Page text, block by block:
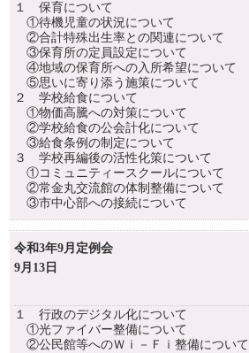
１ 保育について
①待機児童の状況について
②合計特殊出生率との関連について
③保育所の定員設定について
④地域の保育所への入所希望について
⑤思いに寄り添う施策について
２ 学校給食について
①物価高騰への対策について
②学校給食の公会計化について
③給食条例の制定について
３ 学校再編後の活性化策について
①コミュニティースクールについて
②常金丸交流館の体制整備について
③市中心部への接続について
令和3年9月定例会
9月13日
１ 行政のデジタル化について
①光ファイバー整備について
②公民館等へのＷｉ－Ｆｉ整備について